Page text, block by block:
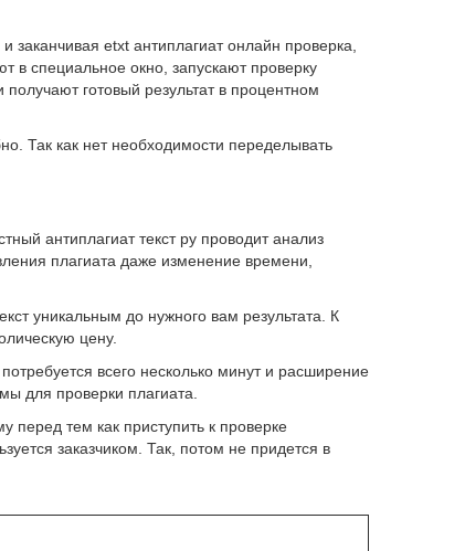
etxt антиплагиат онлайн проверка,
специальное окно, запускают проверку
готовый результат в процентном
Так как нет необходимости переделывать
антиплагиат текст ру проводит анализ
плагиата даже изменение времени,
уникальным до нужного вам результата. К
цену.
всего несколько минут и расширение
для проверки плагиата.
перед тем как приступить к проверке
заказчиком. Так, потом не придется в